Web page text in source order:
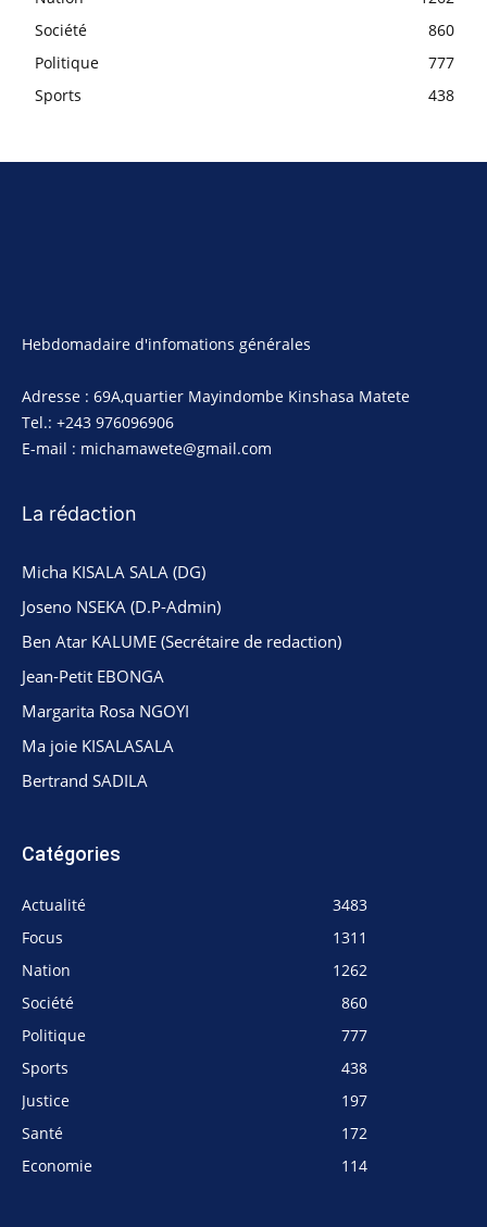
Société
860
Politique
777
Sports
438
Hebdomadaire d'infomations générales
Adresse : 69A,quartier Mayindombe Kinshasa Matete
Tel.: +243 976096906
E-mail : michamawete@gmail.com
La rédaction
Micha KISALA SALA (DG)
Joseno NSEKA (D.P-Admin)
Ben Atar KALUME (Secrétaire de redaction)
Jean-Petit EBONGA
Margarita Rosa NGOYI
Ma joie KISALASALA
Bertrand SADILA
Catégories
Actualité
3483
Focus
1311
Nation
1262
Société
860
Politique
777
Sports
438
Justice
197
Santé
172
Economie
114